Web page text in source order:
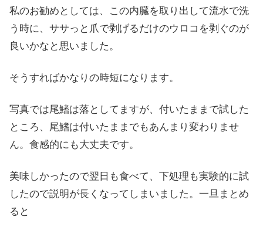
私のお勧めとしては、この内臓を取り出して流水で洗
う時に、ササっと爪で剥げるだけのウロコを剥ぐのが
良いかなと思いました。
そうすればかなりの時短になります。
写真では尾鰭は落としてますが、付いたままで試した
ところ、尾鰭は付いたままでもあんまり変わりませ
ん。食感的にも大丈夫です。
美味しかったので翌日も食べて、下処理も実験的に試
したので説明が長くなってしまいました。一旦まとめ
ると